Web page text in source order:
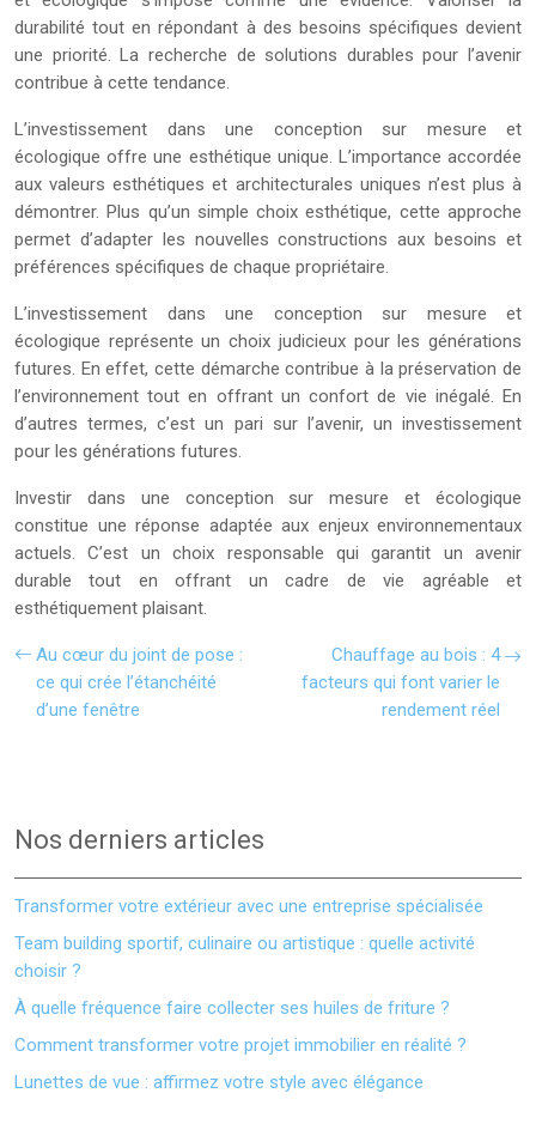
durabilité tout en répondant à des besoins spécifiques devient
une priorité. La recherche de solutions durables pour l’avenir
contribue à cette tendance.
L’investissement dans une conception sur mesure et
écologique offre une esthétique unique. L’importance accordée
aux valeurs esthétiques et architecturales uniques n’est plus à
démontrer. Plus qu’un simple choix esthétique, cette approche
permet d’adapter les nouvelles constructions aux besoins et
préférences spécifiques de chaque propriétaire.
L’investissement dans une conception sur mesure et
écologique représente un choix judicieux pour les générations
futures. En effet, cette démarche contribue à la préservation de
l’environnement tout en offrant un confort de vie inégalé. En
d’autres termes, c’est un pari sur l’avenir, un investissement
pour les générations futures.
Investir dans une conception sur mesure et écologique
constitue une réponse adaptée aux enjeux environnementaux
actuels. C’est un choix responsable qui garantit un avenir
durable tout en offrant un cadre de vie agréable et
esthétiquement plaisant.
Au cœur du joint de pose :
ce qui crée l’étanchéité
d’une fenêtre
Chauffage au bois : 4
facteurs qui font varier le
rendement réel
Nos derniers articles
Transformer votre extérieur avec une entreprise spécialisée
Team building sportif, culinaire ou artistique : quelle activité
choisir ?
À quelle fréquence faire collecter ses huiles de friture ?
Comment transformer votre projet immobilier en réalité ?
Lunettes de vue : affirmez votre style avec élégance